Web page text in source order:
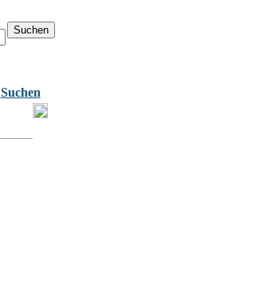
Suchen